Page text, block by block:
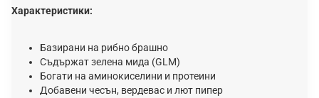
Характеристики:
Базирани на рибно брашно
Съдържат зелена мида (GLM)
Богати на аминокиселини и протеини
Добавени чесън, вердевас и лют пипер